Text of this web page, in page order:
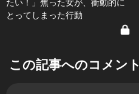
とってしまった行動
この記事へのコメント